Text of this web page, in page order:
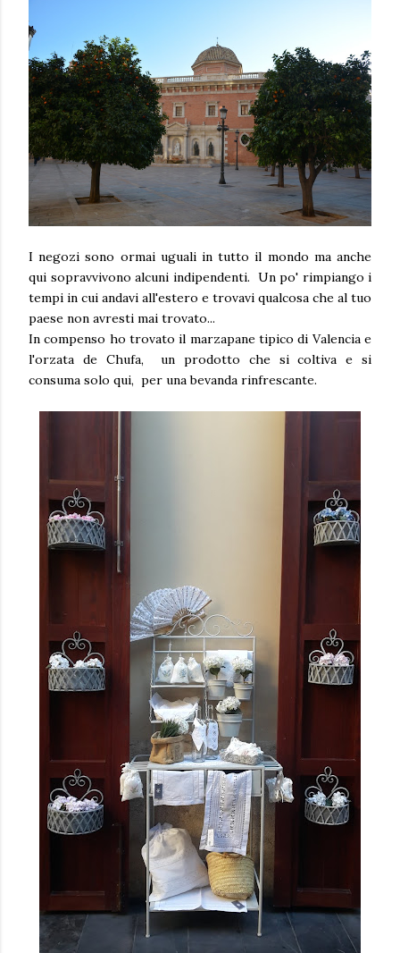
I negozi sono ormai uguali in tutto il mondo ma anche
qui sopravvivono alcuni indipendenti. Un po' rimpiango i
tempi in cui andavi all'estero e trovavi qualcosa che al tuo
paese non avresti mai trovato...
In compenso ho trovato il marzapane tipico di Valencia e
l'orzata de Chufa, un prodotto che si coltiva e si
consuma solo qui, per una bevanda rinfrescante.